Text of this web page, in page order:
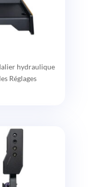
hydraulique
Réglages